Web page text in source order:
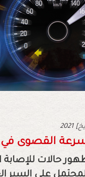
القصوى في
حالات